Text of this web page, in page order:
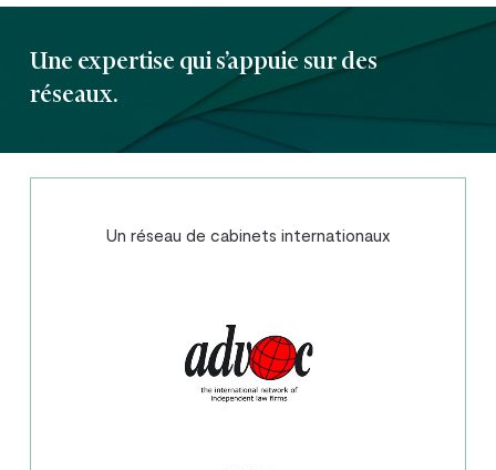
Une expertise qui s’appuie sur des
réseaux.
Un réseau de cabinets internationaux